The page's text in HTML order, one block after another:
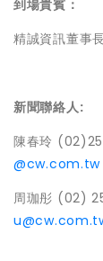
到場貴賓：
精誠資訊董事
新聞聯絡人:
陳春玲
@cw.com.tw
周珈彤 (02)